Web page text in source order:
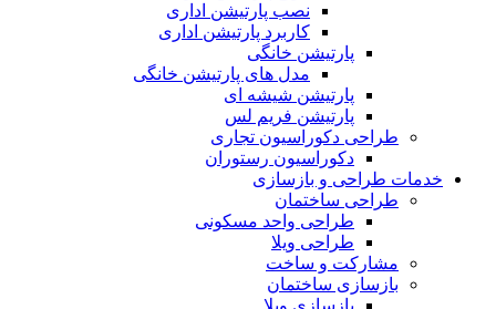
نصب پارتیشن اداری
کاربرد پارتیشن اداری
پارتیشن خانگی
مدل های پارتیشن خانگی
پارتیشن شیشه ای
پارتیشن فریم لس
طراحی دکوراسیون تجاری
دکوراسیون رستوران
خدمات طراحی و بازسازی
طراحی ساختمان
طراحی واحد مسکونی
طراحی ویلا
مشارکت و ساخت
بازسازی ساختمان
بازسازی ویلا